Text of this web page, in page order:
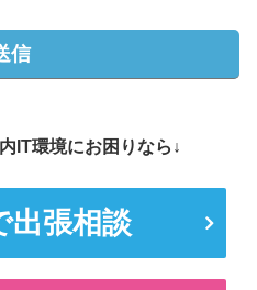
IT環境にお困りなら↓
出張相談